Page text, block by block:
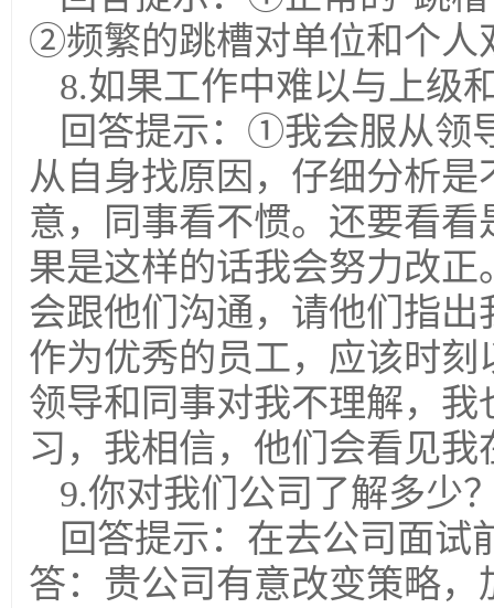
②频繁的跳槽对单位和个人
8.如果工作中难以与上级
回答提示：①我会服从领
从自身找原因，仔细分析
意，同事看不惯。还要看
果是这样的话我会努力改
会跟他们沟通，请他们指
作为优秀的员工，应该时
领导和同事对我不理解，
习，我相信，他们会看见
9.你对我们公司了解多少
回答提示：在去公司面试
答：贵公司有意改变策略